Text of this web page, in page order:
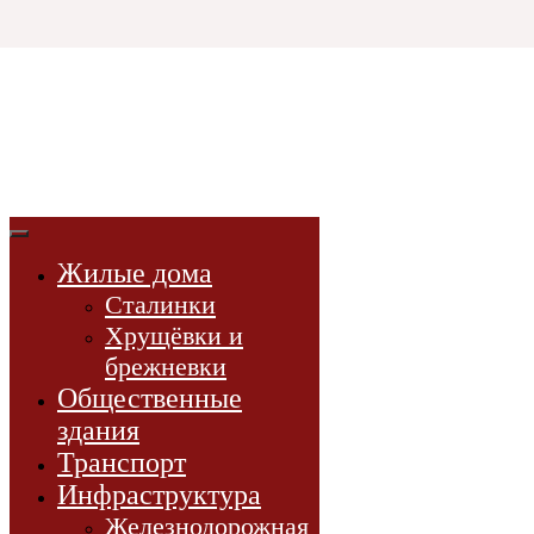
3D-моделиЖилые дома
Сталинки
Хрущёвки и
брежневки
Общественные
здания
Транспорт
Инфраструктура
Железнодорожная